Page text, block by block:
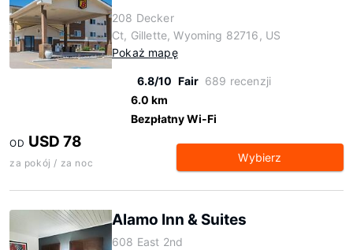
208 Decker
Ct, Gillette, Wyoming 82716, US
Pokaż mapę
6.8/10 Fair 689 recenzji
6.0 km
Bezpłatny Wi-Fi
OD USD 78
za pokój / za noc Wybierz
Alamo Inn & Suites
608 East 2nd